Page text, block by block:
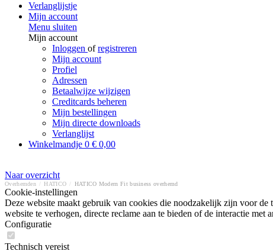
Verlanglijstje
Mijn account
Menu sluiten
Mijn account
Inloggen ofregistreren
Mijn account
Profiel
Adressen
Betaalwijze wijzigen
Creditcards beheren
Mijn bestellingen
Mijn directe downloads
Verlanglijst
Winkelmandje 0 € 0,00
Naar overzicht
Overhemden HATICO HATICO Modern Fit business overhemd
Cookie-instellingen
Deze website maakt gebruik van cookies die noodzakelijk zijn voor
website te verhogen, directe reclame aan te bieden of de interactie
Configuratie
Technisch vereist